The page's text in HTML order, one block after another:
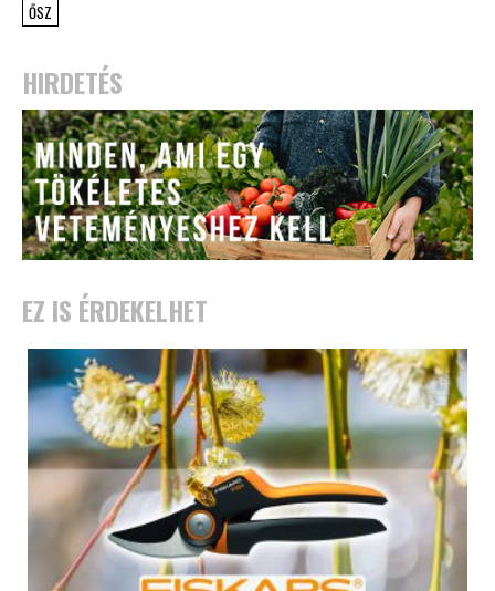
ŐSZ
HIRDETÉS
EZ IS ÉRDEKELHET